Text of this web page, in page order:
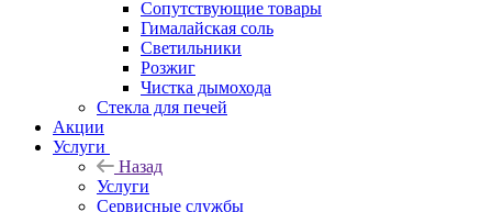
Сопутствующие товары
Гималайская соль
Светильники
Розжиг
Чистка дымохода
Стекла для печей
Акции
Услуги
Назад
Услуги
Сервисные службы